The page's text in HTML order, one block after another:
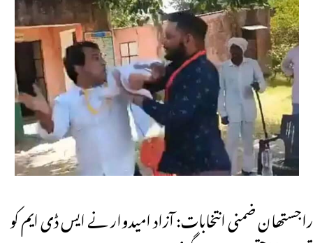
راجستھان ضمنی انتخابات: آزاد امیدوار نے ایس ڈی ایم کو